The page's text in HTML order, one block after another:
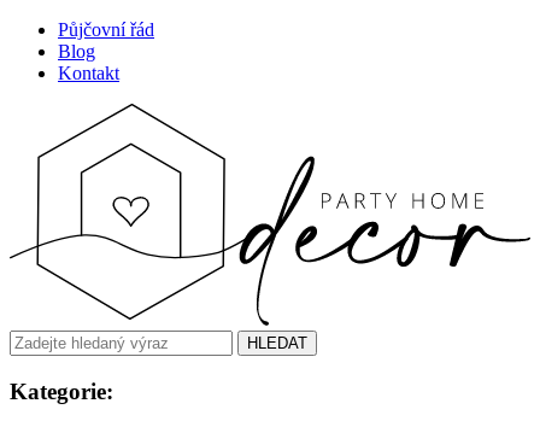
Půjčovní řád
Blog
Kontakt
HLEDAT
Kategorie: